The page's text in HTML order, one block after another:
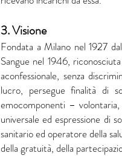
3. Visione
Fondata a Milano nel 1927
Sangue nel 1946,
aconfessionale, senza
lucro, persegue finalità di
emocomponenti –
universale ed espressione di
sanitario ed operatore della
della gratuità, della